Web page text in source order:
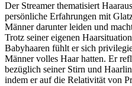
Der Streamer thematisiert
persönliche Erfahrungen mit
Männer darunter leiden und
Trotz seiner eigenen
Babyhaaren fühlt er sich
Männer volles Haar hatten. Er
bezüglich seiner Stirn und
indem er auf die Relativität von